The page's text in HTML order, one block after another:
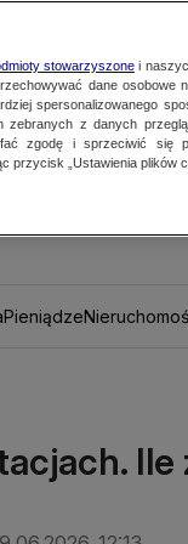
Pieniądze
Ile
stowarzyszonei
dane osobowe
spersonalizowanego
z danych
zgodę i sprzeciwić się
przycisk „Ustawienia plików